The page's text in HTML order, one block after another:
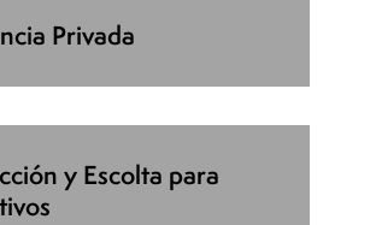
Privada
y Escolta para